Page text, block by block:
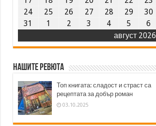
август 2026
24
25 26 27 28 29
30
31
1 2 3 4 5 6
Нашите ревюта
Топ книгата: сладост и страст са
рецептата за добър роман
03.10.2025